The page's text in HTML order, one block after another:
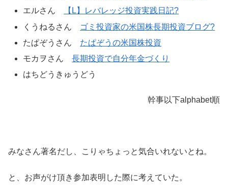
エルさん
【L】レバレッジ投資実践日記?
くうねるさん
ゴミ投資家の米国株長期投資ブログ?
たぱぞうさん たぱぞうの米国株投資
モカヲさん長期投資で自分年金づくり
はちどうきゅうどう
幹事以下alphabet順
みなさん著名だし、こりゃちょっと気合いれないとね。
と、お声がけ頂き参加表明した際に考えていた。